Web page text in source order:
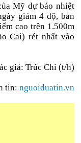
Mỹ dự báo nhiệt
giảm 4 độ, ban
cao trên 1.500m
Cai) rét nhất vào
giả: Trúc Chi (t/h)
tin: nguoiduatin.vn